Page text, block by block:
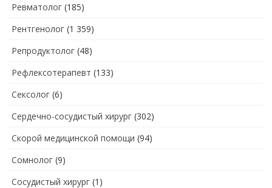
Ревматолог (185)
Рентгенолог (1 359)
Репродуктолог (48)
Рефлексотерапевт (133)
Сексолог (6)
Сердечно-сосудистый хирург (302)
Скорой медицинской помощи (94)
Сомнолог (9)
Сосудистый хирург (1)